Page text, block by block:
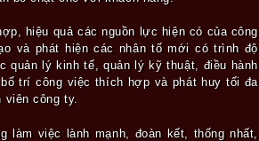
hiệu quả các nguồn lực hiện có của công
và phát hiện các nhân tố mới có trình độ
quản lý kinh tế, quản lý kỹ thuật, điều hành
trí công việc thích hợp và phát huy tối đa
viên công ty.
việc lành mạnh, đoàn kết, thống nhất,